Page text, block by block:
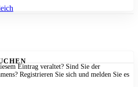
Eintrag veraltet? Sind Sie der
Registrieren Sie sich und melden Sie es